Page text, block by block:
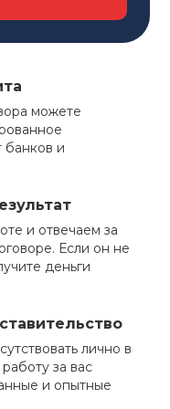
на такой
собственного
можете
банков и
и отвечаем за
Если он не
деньги
лично в
за вас
и опытные